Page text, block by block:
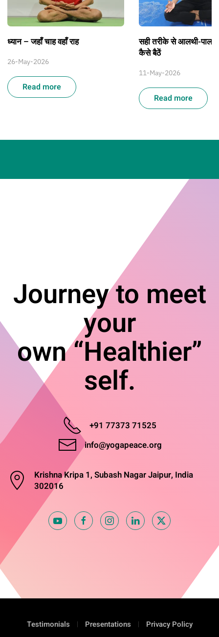
ध्यान – जहाँ चाह वहाँ राह
26-May-2026
Read more
सही तरीके से आलथी-
कैसे बैठें
11-May-2026
Read more
Journey to meet
your
own “Healthier”
self.
+91 77373 71525
info@yogapeace.org
Krishna Kripa 1, Subash Nagar Jaipur, India
302016
Testimonials Presentations
Privacy Policy